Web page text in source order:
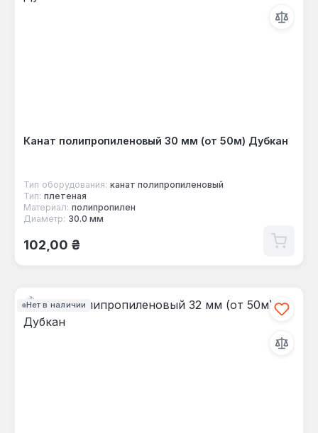
Канат полипропиленовый 30 мм (от 50м) Дубкан
Тип оборудования: канат полипропиленовый
Тип: плетеная
Материал: полипропилен
Диаметр: 30.0 мм
Обычная цена:
102,00 ₴
Нет в наличии